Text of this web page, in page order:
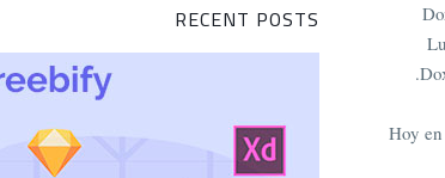
Hoy
RECENT POSTS